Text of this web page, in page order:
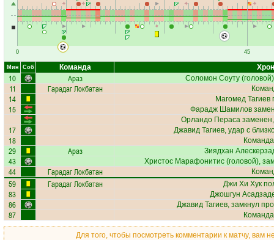
0 45
Мин Соб Команда
10 Араз Соломон Соуту
11 Гарадаг Локбатан
14 Магомед Тагиев
15 Фарадж Шамилов
Орландо Пераса
17 Джавид Тагиев, удар с
18
29 Араз Зиядхан
43 Христос Марафонитис(головой),
44 Гарадаг Локбатан
59 Гарадаг Локбатан Джи Хи Хук
83 Джошгун
86 Джавид Тагиев, замкнул
87
Для того, чтобы посмотреть комментарии к матчу, вам